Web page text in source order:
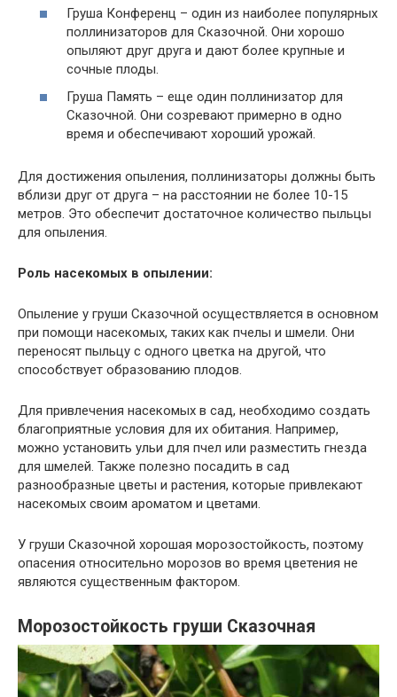
Груша Конференц – один из наиболее популярных
поллинизаторов для Сказочной. Они хорошо
опыляют друг друга и дают более крупные и
сочные плоды.
Груша Память – еще один поллинизатор для
Сказочной. Они созревают примерно в одно
время и обеспечивают хороший урожай.
Для достижения опыления, поллинизаторы должны быть
вблизи друг от друга – на расстоянии не более 10-15
метров. Это обеспечит достаточное количество пыльцы
для опыления.
Роль насекомых в опылении:
Опыление у груши Сказочной осуществляется в основном
при помощи насекомых, таких как пчелы и шмели. Они
переносят пыльцу с одного цветка на другой, что
способствует образованию плодов.
Для привлечения насекомых в сад, необходимо создать
благоприятные условия для их обитания. Например,
можно установить ульи для пчел или разместить гнезда
для шмелей. Также полезно посадить в сад
разнообразные цветы и растения, которые привлекают
насекомых своим ароматом и цветами.
У груши Сказочной хорошая морозостойкость, поэтому
опасения относительно морозов во время цветения не
являются существенным фактором.
Морозостойкость груши Сказочная